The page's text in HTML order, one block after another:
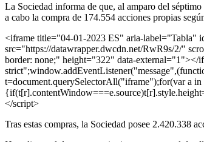
La Sociedad informa de que, al amparo del
a cabo la compra de 174.554 acciones propias
<iframe title="04-01-2023 ES" aria-label="Tabla"
src="https://datawrapper.dwcdn.net/RwR9s/2/"
border: none;" height="322" data-
t=document.querySelectorAll("iframe");for(var a
</script>
Tras estas compras, la Sociedad posee 2.420.338